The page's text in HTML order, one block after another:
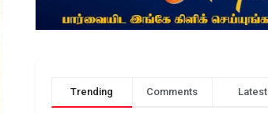
Trending Comments Latest